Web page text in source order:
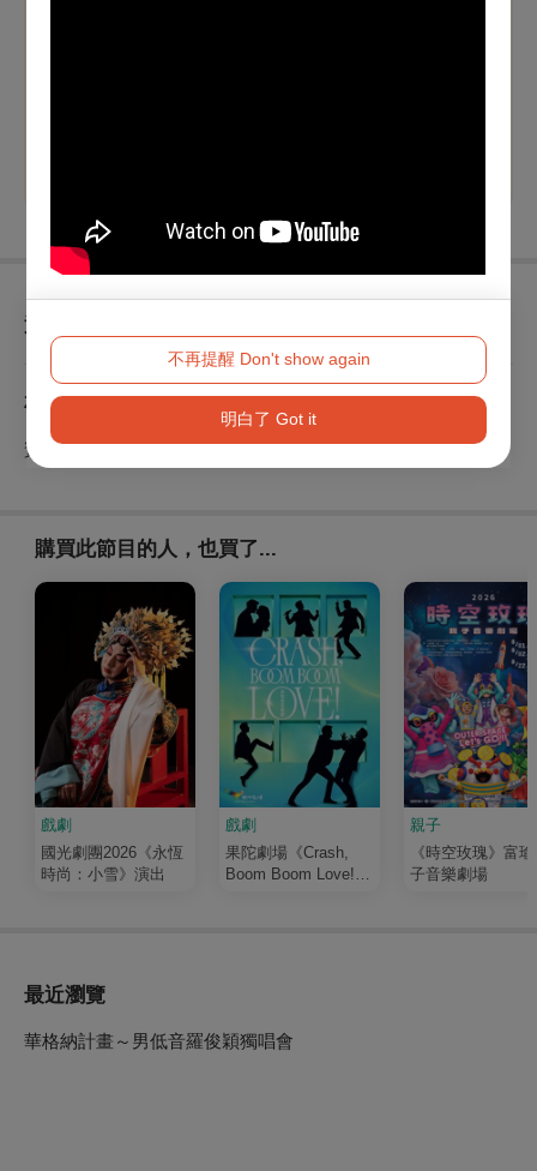
不再提醒 Don't show again
明白了 Got it
退換須知
相關單位
贊助單位｜國家文化藝術基金會、夜鶯基金會
購買此節目的人，也買了...
戲劇
國光劇團2026《永恆
時尚：小雪》演出
戲劇
果陀劇場《Crash,
Boom Boom Love!》
親子
《時空玫瑰》富
子音樂劇場
最近瀏覽
華格納計畫～男低音羅俊穎獨唱會